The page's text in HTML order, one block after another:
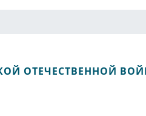
ОТЕЧЕСТВЕННОЙ